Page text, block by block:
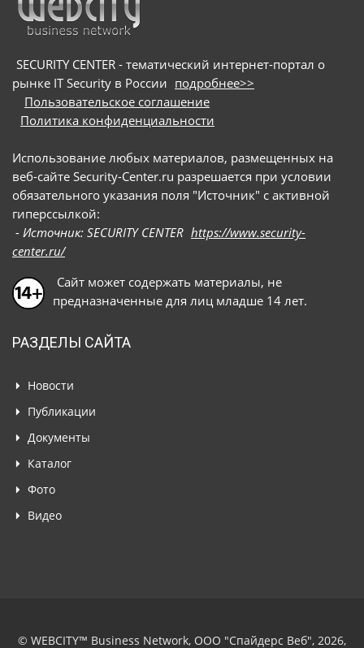
потенциальных жертв на вредоносные сайты и
под видом приложения для видеоконференций
SECURITY CENTER - тематический интернет-портал о
рынке IT Security в России подробнее>>
Пользовательское соглашение
Политика конфиденциальности
Использование любых материалов, размещенных на
веб-сайте Security-Center.ru разрешается при условии
обязательного указания поля "Источник" с активной
гиперссылкой:
- Источник: SECURITY CENTER https://www.security-
center.ru/
Сайт может содержать материалы, не
предназначенные для лиц младше 14 лет.
РАЗДЕЛЫ САЙТА
Новости
Публикации
Документы
Каталог
Фото
Видео
© WEBCITY™ Business Network, ООО "Спайдерс Веб", 2026,